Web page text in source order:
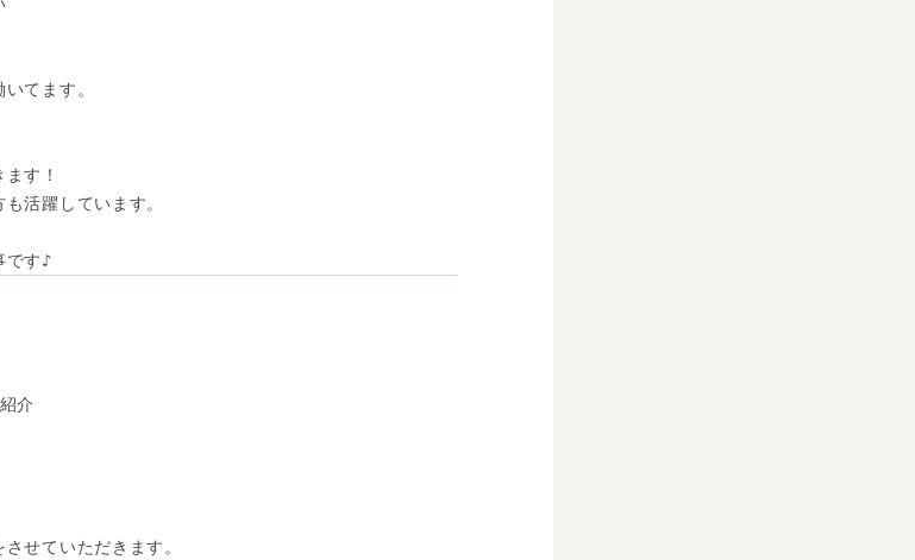
てます。
す！
活躍しています。
です♪
介
せていただきます。